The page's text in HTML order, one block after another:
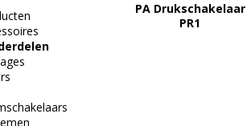
PA Drukschakelaar
PR1